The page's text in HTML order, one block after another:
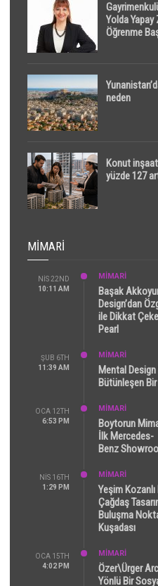
Yolda
Öğrenme
neden
Konut
yüzde 127
MIMARI
NIS 22ND
10:11 AM
MİMARİ
Başak
Design’dan
ile Dikkat
Pearl
ŞUB 6TH
11:39 AM
MİMARİ
Mental
Bütünleşen
OCA 12TH
6:53 PM
MİMARİ
Boytorun
İlk Mercedes-
Benz
NIS 16TH
1:29 PM
MİMARİ
Yeşim Kozanlı
Çağdaş
Buluşma
Kuşadası
OCA 15TH
4:02 PM
MİMARİ
Özer\Ürger
Yönlü Bir